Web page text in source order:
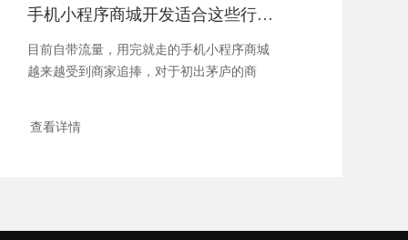
手机小程序商城开发适合这些行业，小程序仍是红利风口
目前自带流量，用完就走的手机小程序商城
越来越受到商家追捧，对于初出茅庐的商
查看详情